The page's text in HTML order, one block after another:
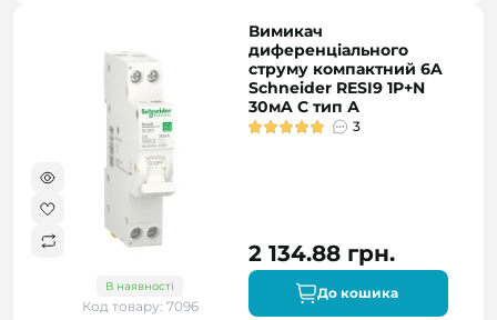
В наявності
Код товару: 7096
Вимикач
диференціального
струму компактний 6A
Schneider RESI9 1P+N
30мA C тип А
3
2 134.88 грн.
До кошика